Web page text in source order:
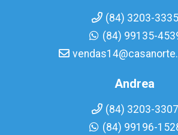
(84) 3203-3335
(84) 99135-
Andrea
(84) 3203-3307
(84) 99196-